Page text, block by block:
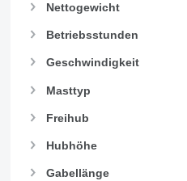
Nettogewicht
Betriebsstunden
Geschwindigkeit
Masttyp
Freihub
Hubhöhe
Gabellänge